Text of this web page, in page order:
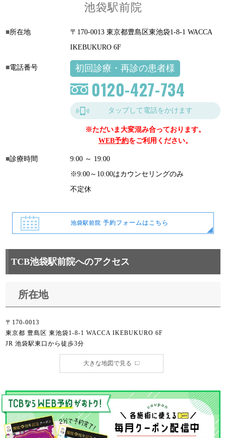
池袋駅前院
所在地
〒170-0013 東京都豊島区東池袋1-8-1 WACCA
IKEBUKURO 6F
電話番号 初回診療・再診の患者様
0120-427-734
タップして電話をかけます
※ただいま大変混み合っております。
WEB予約をご利用ください。
診療時間
9:00 ～ 19:00
※9:00～10:00はカウンセリングのみ
不定休
池袋駅前院 予約フォームはこちら
TCB池袋駅前院へのアクセス
所在地
〒170-0013
東京都 豊島区 東池袋1-8-1 WACCA IKEBUKURO 6F
JR 池袋駅東口から徒歩3分
大きな地図で見る